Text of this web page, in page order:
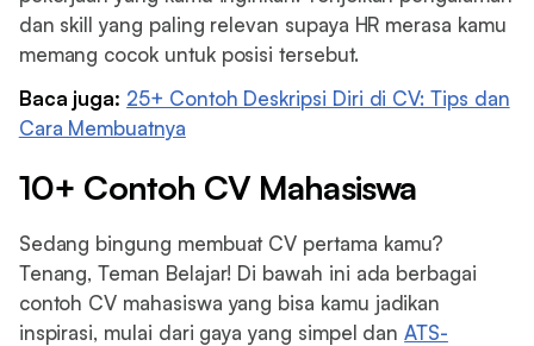
dan skill yang paling relevan supaya HR merasa kamu
memang cocok untuk posisi tersebut.
Baca juga: 25+ Contoh Deskripsi Diri di CV: Tips dan
Cara Membuatnya
10+ Contoh CV Mahasiswa
Sedang bingung membuat CV pertama kamu?
Tenang, Teman Belajar! Di bawah ini ada berbagai
contoh CV mahasiswa yang bisa kamu jadikan
inspirasi, mulai dari gaya yang simpel danATS-